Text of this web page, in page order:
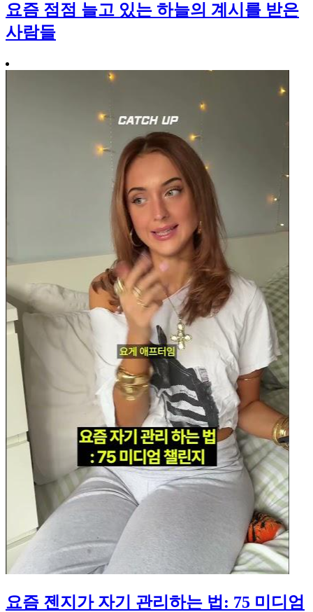
요즘 점점 늘고 있는 하늘의 계시를 받은
사람들
요즘 젠지가 자기 관리하는 법: 75 미디엄